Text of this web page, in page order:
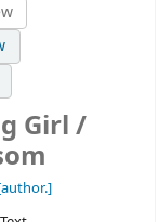
Girl /